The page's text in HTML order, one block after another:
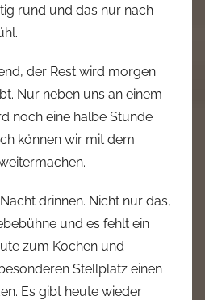
rund und das nur nach
der Rest wird morgen
Nur neben uns an einem
noch eine halbe Stunde
können wir mit dem
drinnen. Nicht nur das,
und es fehlt ein
zum Kochen und
Stellplatz einen
Es gibt heute wieder